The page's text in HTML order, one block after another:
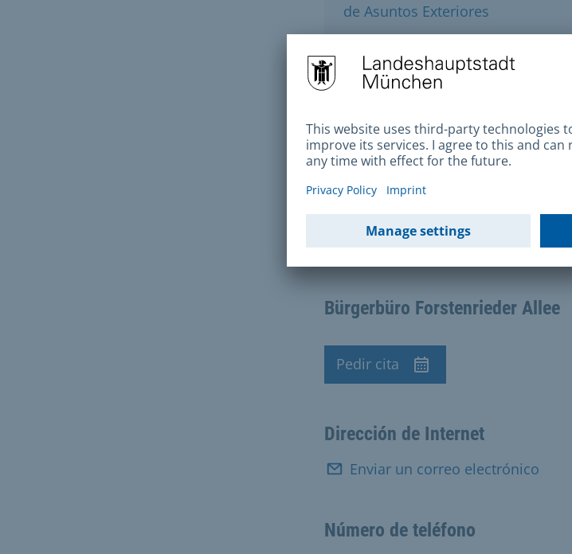
de Asuntos Exteriores
Portal del documento de identidad
Contacto
Bürgerbüro Forstenrieder Allee
Pedir cita
Dirección de Internet
Enviar un correo electrónico
Número de teléfono